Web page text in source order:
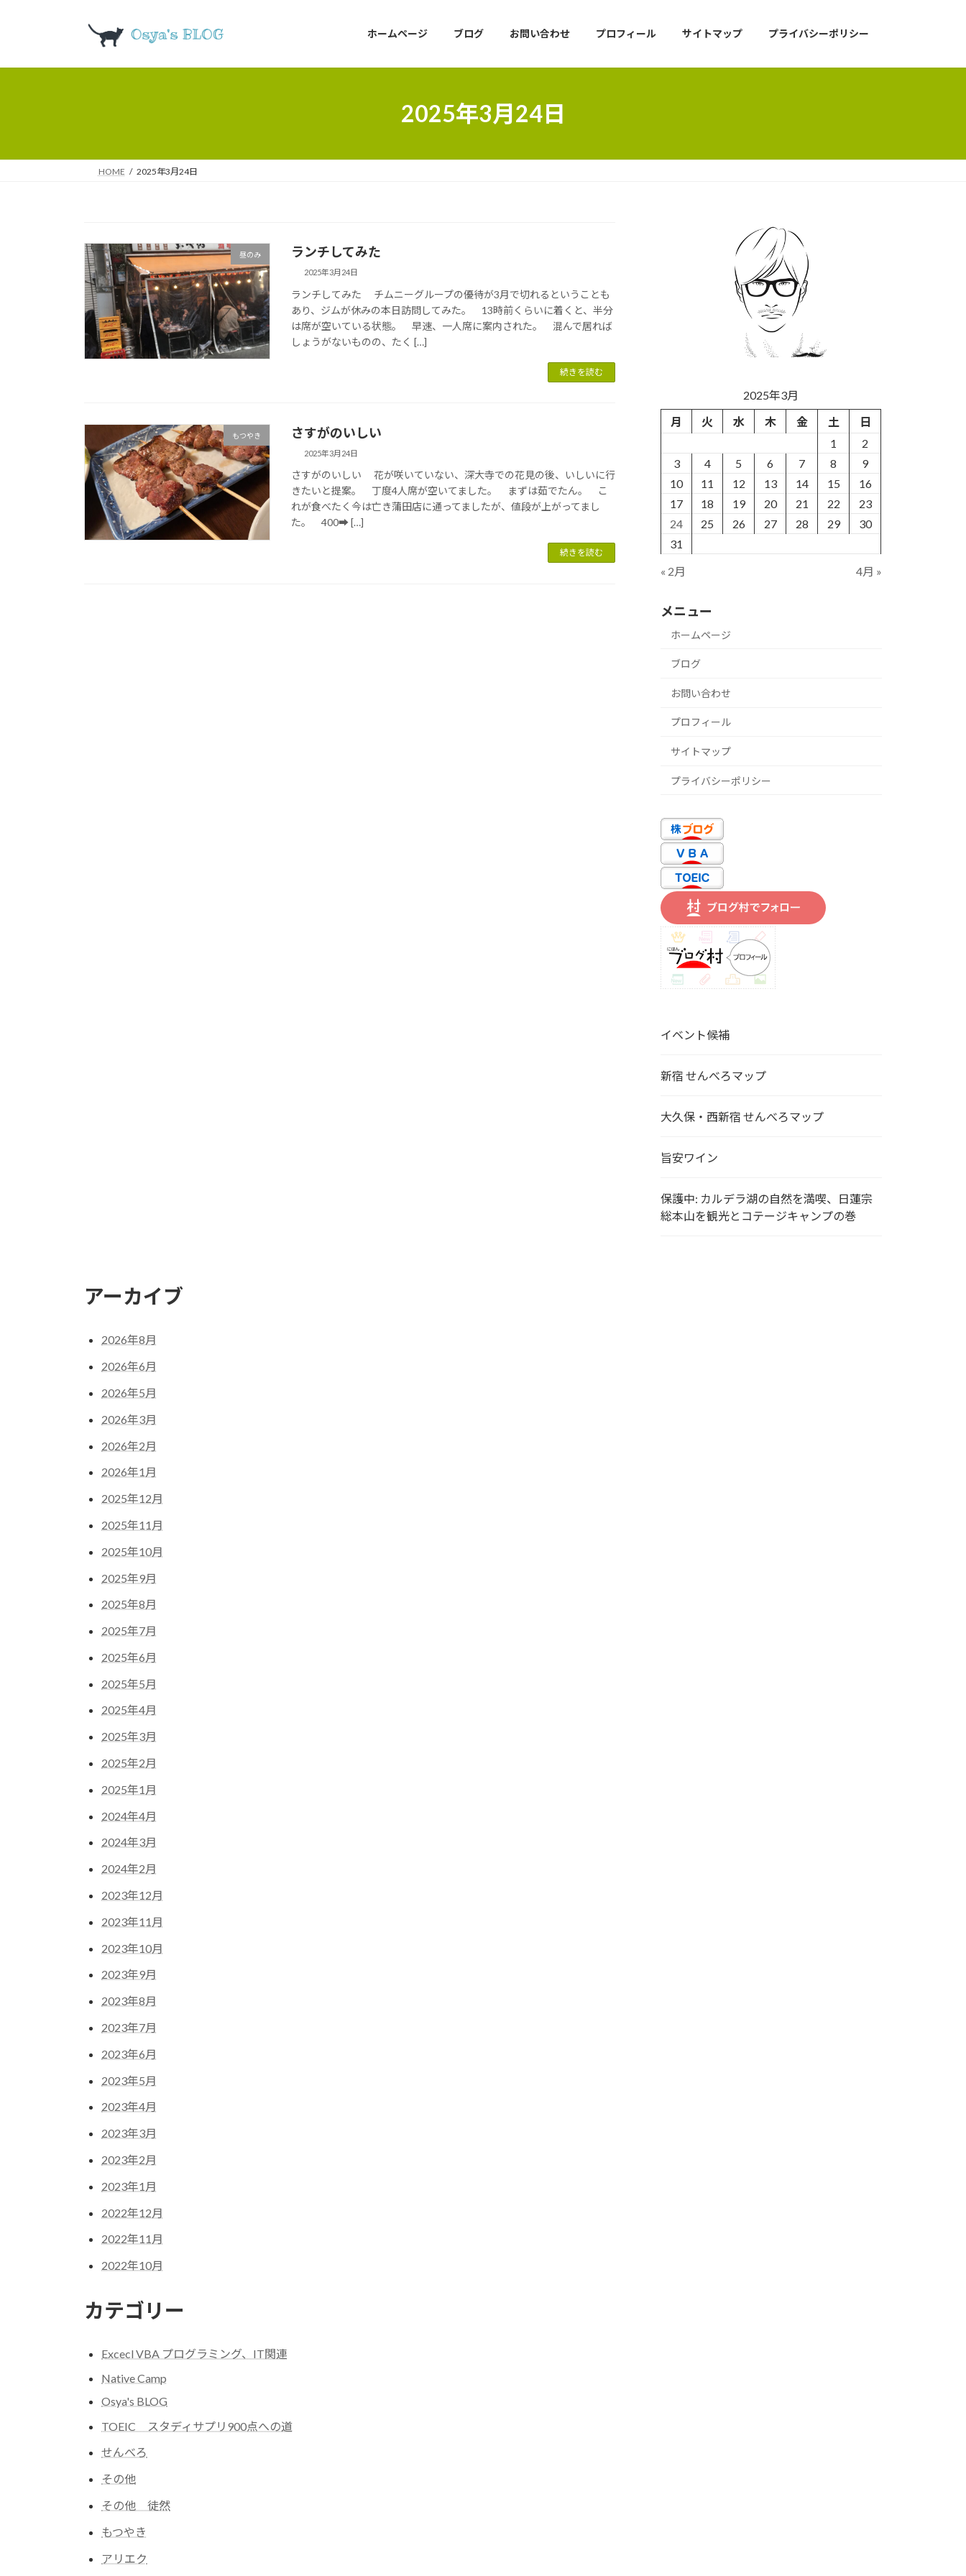
プ
動
ホームページ ブログ お問い合わせ プロフィール サイトマップ プライバシーポリシー
2025年3月24日
HOME 2025年3月24日
昼のみ ランチしてみた
2025年3月24日
ランチしてみた チムニーグループの優待が3月で切れるということも
あり、ジムが休みの本日訪問してみた。 13時前くらいに着くと、半分
は席が空いている状態。 早速、一人席に案内された。 混んで居れば
しょうがないものの、たく […]
続きを読む
もつやき さすがのいしい
2025年3月24日
さすがのいしい 花が咲いていない、深大寺での花見の後、いしいに行
きたいと提案。 丁度4人席が空いてました。 まずは茹でたん。 こ
れが食べたく今は亡き蒲田店に通ってましたが、値段が上がってまし
た。 400➡ […]
続きを読む
2025年3月
月
火 水 木 金 土
日
1
2
3
4 5 6 7 8
9
10
11 12 13 14 15
16
17
18 19 20 21 22
23
24
25 26 27 28 29
30
31
« 2月 4月 »
メニュー
ホームページ
ブログ
お問い合わせ
プロフィール
サイトマップ
プライバシーポリシー
イベント候補
新宿 せんべろマップ
大久保・西新宿 せんべろマップ
旨安ワイン
保護中: カルデラ湖の自然を満喫、日蓮宗
総本山を観光とコテージキャンプの巻
アーカイブ
2026年8月
2026年6月
2026年5月
2026年3月
2026年2月
2026年1月
2025年12月
2025年11月
2025年10月
2025年9月
2025年8月
2025年7月
2025年6月
2025年5月
2025年4月
2025年3月
2025年2月
2025年1月
2024年4月
2024年3月
2024年2月
2023年12月
2023年11月
2023年10月
2023年9月
2023年8月
2023年7月
2023年6月
2023年5月
2023年4月
2023年3月
2023年2月
2023年1月
2022年12月
2022年11月
2022年10月
カテゴリー
Excecl VBA プログラミング、IT関連
Native Camp
Osya's BLOG
TOEIC スタディサプリ900点への道
せんべろ
その他
その他 徒然
もつやき
アリエク